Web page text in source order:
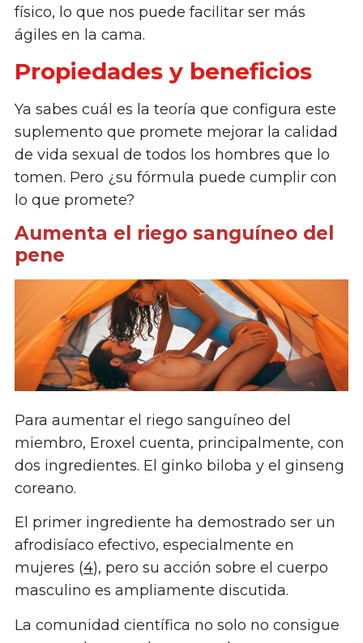
físico, lo que nos puede facilitar ser más
ágiles en la cama.
Propiedades y beneficios
Ya sabes cuál es la teoría que configura este
suplemento que promete mejorar la calidad
de vida sexual de todos los hombres que lo
tomen. Pero ¿su fórmula puede cumplir con
lo que promete?
Aumenta el riego sanguíneo del
pene
Para aumentar el riego sanguíneo del
miembro, Eroxel cuenta, principalmente, con
dos ingredientes. El ginko biloba y el ginseng
coreano.
El primer ingrediente ha demostrado ser un
afrodisíaco efectivo, especialmente en
mujeres (4), pero su acción sobre el cuerpo
masculino es ampliamente discutida.
La comunidad científica no solo no consigue